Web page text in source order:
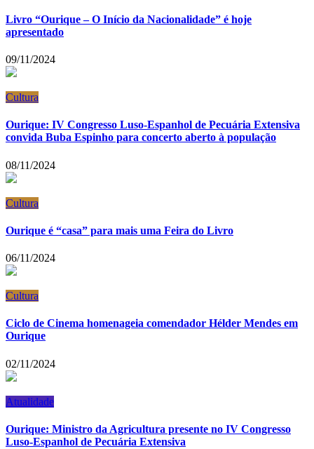
Livro “Ourique – O Início da Nacionalidade” é hoje
apresentado
09/11/2024
Cultura
Ourique: IV Congresso Luso-Espanhol de Pecuária Extensiva
convida Buba Espinho para concerto aberto à população
08/11/2024
Cultura
Ourique é “casa” para mais uma Feira do Livro
06/11/2024
Cultura
Ciclo de Cinema homenageia comendador Hélder Mendes em
Ourique
02/11/2024
Atualidade
Ourique: Ministro da Agricultura presente no IV Congresso
Luso-Espanhol de Pecuária Extensiva